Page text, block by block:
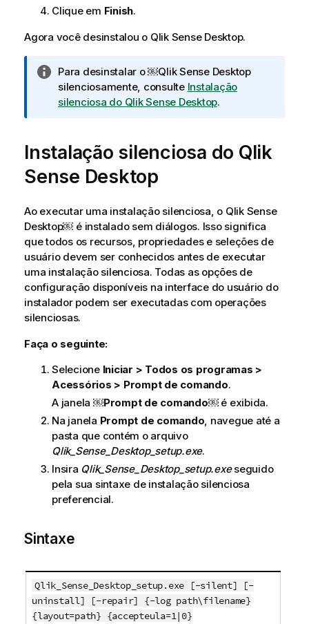
Clique em Finish.
Agora você desinstalou o Qlik Sense Desktop.
N
o
t
n
f
o
m
a
t
i
v
a
Para desinstalar o ￼Qlik Sense Desktop
silenciosamente, consulte Instalação
silenciosa do Qlik Sense Desktop.
Instalação silenciosa do Qlik
Sense Desktop
Ao executar uma instalação silenciosa, o Qlik Sense
Desktop￼ é instalado sem diálogos. Isso significa
que todos os recursos, propriedades e seleções de
usuário devem ser conhecidos antes de executar
uma instalação silenciosa. Todas as opções de
configuração disponíveis na interface do usuário do
instalador podem ser executadas com operações
silenciosas.
Faça o seguinte:
Selecione Iniciar > Todos os programas >
Acessórios > Prompt de comando.
A janela ￼Prompt de comando￼ é exibida.
Na janela Prompt de comando, navegue até a
pasta que contém o arquivo
Qlik_Sense_Desktop_setup.exe.
Insira Qlik_Sense_Desktop_setup.exeseguido
pela sua sintaxe de instalação silenciosa
preferencial.
Sintaxe
Qlik_Sense_Desktop_setup.exe [-silent] [-
uninstall] [-repair] {-log path\filename}
{layout=path} {accepteula=1|0}